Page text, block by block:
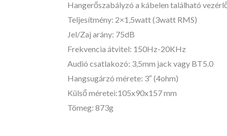
Hangerőszabályzó a kábelen található
Teljesítmény: 2×1,5watt (3watt RMS)
Jel/Zaj arány: 75dB
Frekvencia átvitel: 150Hz-20KHz
Audió csatlakozó: 3,5mm jack vagy BT5.0
Hangsugárzó mérete: 3″ (4ohm)
Külső méretei:105x90x157 mm
Tömeg: 873g